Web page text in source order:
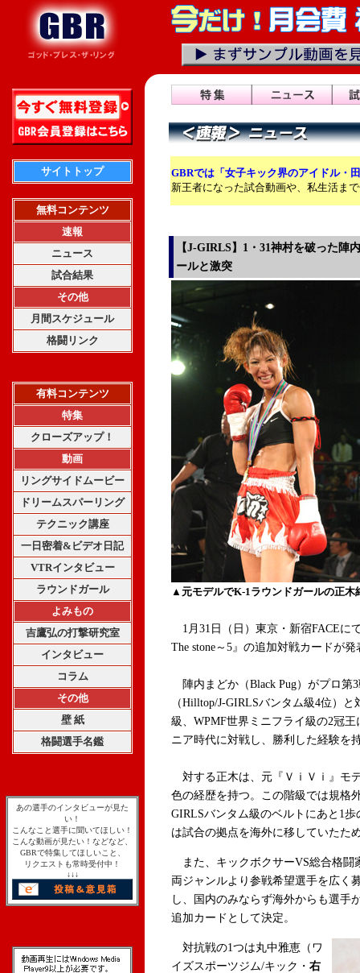
サイトトップ
無料コンテンツ
速報
ニュース
試合結果
その他
月間スケジュール
格闘リンク
有料コンテンツ
特集
クローズアップ！
動画
リングサイドムービー
ドリームスパーリング
テクニック講座
一日密着&ビデオ日記
VTRインタビュー
ラウンドガール
よみもの
吉鷹弘の打撃研究室
インタビュー
コラム
その他
壁 紙
格闘選手名鑑
あの選手のインタビューが見た
い！
こんなこと選手に聞いてほしい！
こんな動画が見たい！などなど、
GBRで特集してほしいこと、
リクエストも常時受付中！
↓↓↓
GBRでは「女子キック界のアイドル・
新王者になった試合動画や、私生活ま
【J-GIRLS】1・31神村を破った陣
ールと激突
▲元モデルでK-1ラウンドガールの正木
1月31日（日）東京・新宿FACEに
The stone～5』の追加対戦カードが
陣内まどか（Black Pug）がプロ第
（Hilltop/J-GIRLSバンタム級4位）
級、WPMF世界ミニフライ級の2冠
ニア時代に対戦し、勝利した経験を
対する正木は、元『ＶｉＶｉ』モ
色の経歴を持つ。この階級では規格
GIRLSバンタム級のベルトにあと1
は試合の拠点を海外に移していたた
また、キックボクサーVS総合格闘
両ジャンルより参戦希望選手を広く
し、国内のみならず海外からも選手
追加カードとして決定。
対抗戦の1つは丸中雅恵（ワ
イズスポーツジム/キック・ 右